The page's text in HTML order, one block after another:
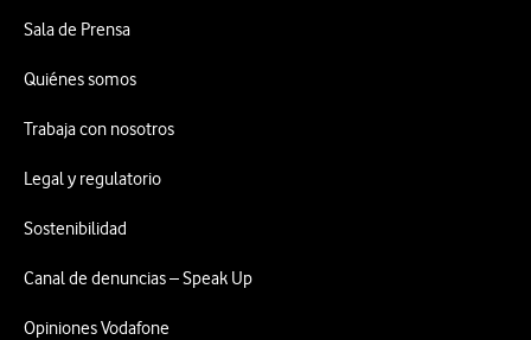
Sala de Prensa
Quiénes somos
Trabaja con nosotros
Legal y regulatorio
Sostenibilidad
Canal de denuncias – Speak Up
Opiniones Vodafone